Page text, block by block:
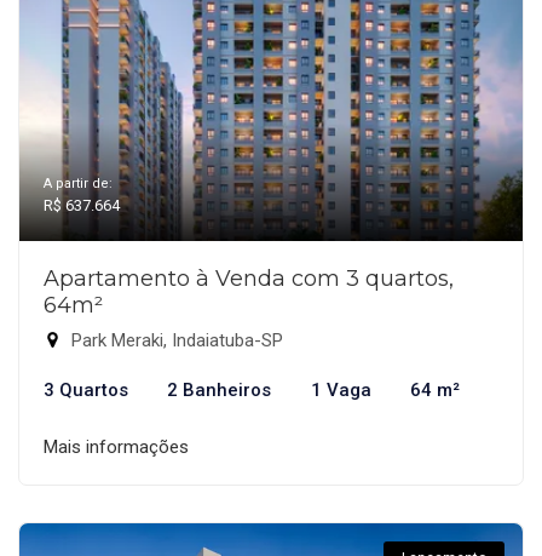
A partir de:
R$ 637.664
Apartamento à Venda com 3 quartos,
64m²
Park Meraki, Indaiatuba-SP
3 Quartos 2 Banheiros 1 Vaga 64 m²
Mais informações